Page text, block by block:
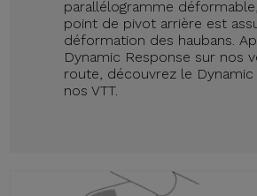
parallélogramme
point de pivot arrière est
déformation des haubans.
Dynamic Response sur nos
route, découvrez le Dynamic
nos VTT.